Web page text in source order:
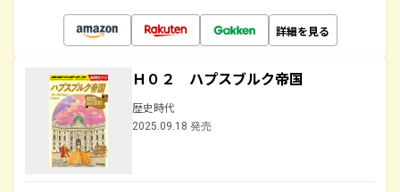
詳細を見る
Ｈ０２ ハプスブルク帝国
歴史時代
2025.09.18 発売